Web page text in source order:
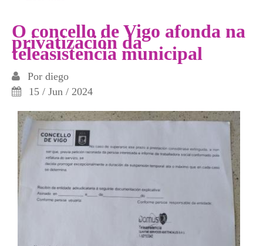
O concello de Vigo afonda na
privatización da
teleasistencia municipal
Por diego
15 / Jun / 2024